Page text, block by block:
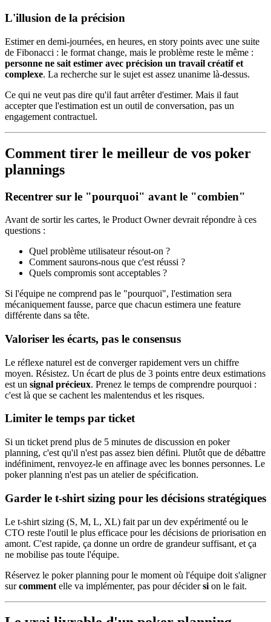
L'illusion de la précision
Estimer en demi-journées, en heures, en story points avec une suite
de Fibonacci : le format change, mais le problème reste le même :
personne ne sait estimer avec précision un travail créatif et
complexe. La recherche sur le sujet est assez unanime là-dessus.
Ce qui ne veut pas dire qu'il faut arrêter d'estimer. Mais il faut
accepter que l'estimation est un outil de conversation, pas un
engagement contractuel.
Comment tirer le meilleur de vos poker
plannings
Recentrer sur le "pourquoi" avant le "combien"
Avant de sortir les cartes, le Product Owner devrait répondre à ces
questions :
Quel problème utilisateur résout-on ?
Comment saurons-nous que c'est réussi ?
Quels compromis sont acceptables ?
Si l'équipe ne comprend pas le "pourquoi", l'estimation sera
mécaniquement fausse, parce que chacun estimera une feature
différente dans sa tête.
Valoriser les écarts, pas le consensus
Le réflexe naturel est de converger rapidement vers un chiffre
moyen. Résistez. Un écart de plus de 3 points entre deux estimations
est un signal précieux. Prenez le temps de comprendre pourquoi :
c'est là que se cachent les malentendus et les risques.
Limiter le temps par ticket
Si un ticket prend plus de 5 minutes de discussion en poker
planning, c'est qu'il n'est pas assez bien défini. Plutôt que de débattre
indéfiniment, renvoyez-le en affinage avec les bonnes personnes. Le
poker planning n'est pas un atelier de spécification.
Garder le t-shirt sizing pour les décisions stratégiques
Le t-shirt sizing (S, M, L, XL) fait par un dev expérimenté ou le
CTO reste l'outil le plus efficace pour les décisions de priorisation en
amont. C'est rapide, ça donne un ordre de grandeur suffisant, et ça
ne mobilise pas toute l'équipe.
Réservez le poker planning pour le moment où l'équipe doit s'aligner
surcomment elle va implémenter, pas pour décidersi on le fait.